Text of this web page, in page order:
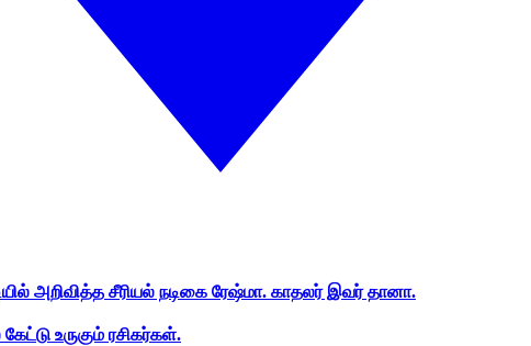
அறிவித்த சீரியல் நடிகை ரேஷ்மா. காதலர் இவர் தானா.
உருகும் ரசிகர்கள்.